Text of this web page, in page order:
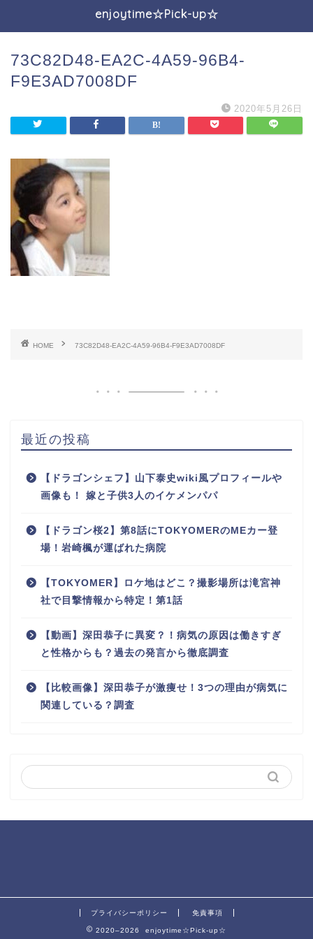
enjoytime☆Pick-up☆
73C82D48-EA2C-4A59-96B4-
F9E3AD7008DF
2020年5月26日
HOME 73C82D48-EA2C-4A59-96B4-F9E3AD7008DF
最近の投稿
【ドラゴンシェフ】山下泰史wiki風プロフィールや
画像も！ 嫁と子供3人のイケメンパパ
【ドラゴン桜2】第8話にTOKYOMERのMEカー登
場！岩崎楓が運ばれた病院
【TOKYOMER】ロケ地はどこ？撮影場所は滝宮神
社で目撃情報から特定！第1話
【動画】深田恭子に異変？！病気の原因は働きすぎ
と性格からも？過去の発言から徹底調査
【比較画像】深田恭子が激痩せ！3つの理由が病気に
関連している？調査
プライバシーポリシー 免責事項
2020–2026 enjoytime☆Pick-up☆